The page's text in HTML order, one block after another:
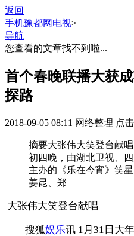
返回
手机豫都网 电视>
导航
您查看的文章找不到啦...
首个春晚联播大获
探路
2018-09-05 08:11 网络整理 点击
摘要大张伟大笑登台献
初四晚，由湖北卫视、
主办的《乐在今宵》笑
姜昆、郑
大张伟大笑登台献唱
搜狐娱乐讯 1月31日大